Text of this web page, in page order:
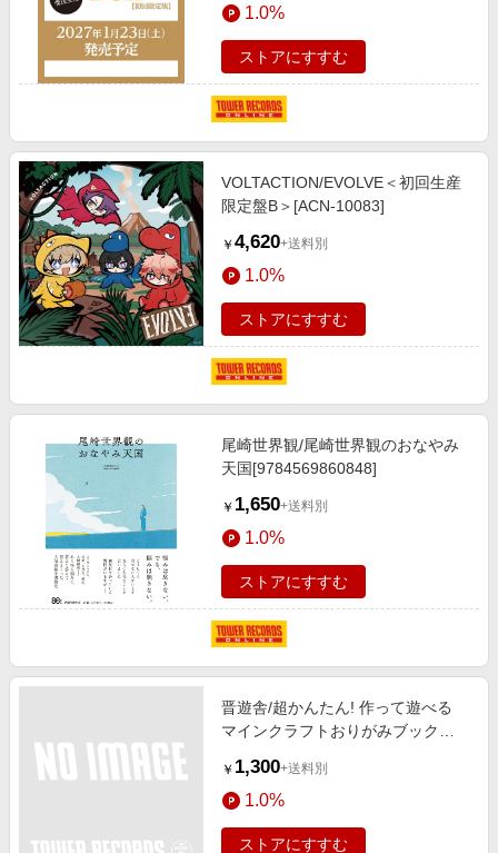
定版＞[9784087902549X]
1.0%
ストアにすすむ
VOLTACTION/EVOLVE＜初回生産
限定盤B＞[ACN-10083]
￥ 4,620+送料別
1.0%
ストアにすすむ
尾崎世界観/尾崎世界観のおなやみ
天国[9784569860848]
￥ 1,650+送料別
1.0%
ストアにすすむ
晋遊舎/超かんたん! 作って遊べる
マインクラフトおりがみブック
￥ 1,300+送料別
1.0%
ストアにすすむ